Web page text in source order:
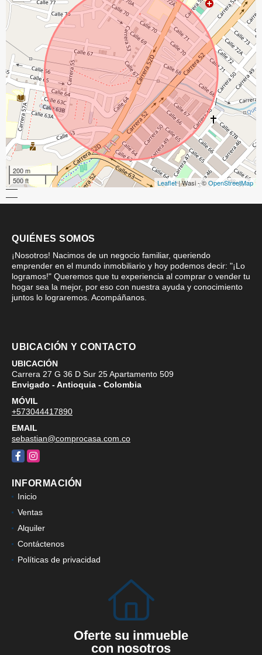
200 m
500 ft
Leaflet| Wasi - ©OpenStreetMap
QUIÉNES SOMOS
¡Nosotros! Nacimos de un negocio familiar, queriendo
emprender en el mundo inmobiliario y hoy podemos decir: "¡Lo
logramos!" Queremos que tu experiencia al comprar o vender tu
hogar sea la mejor, por eso con nuestra ayuda y conocimiento
juntos lo lograremos. Acompáñanos.
UBICACIÓN Y CONTACTO
UBICACIÓN
Carrera 27 G 36 D Sur 25 Apartamento 509
Envigado - Antioquia - Colombia
MÓVIL
+573044417890
EMAIL
sebastian@comprocasa.com.co
FacebookInstagram
INFORMACIÓN
Inicio
Ventas
Alquiler
Contáctenos
Políticas de privacidad
Oferte su inmueble
con nosotros